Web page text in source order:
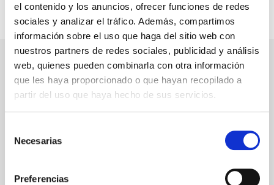
el contenido y los anuncios, ofrecer funciones de redes
sociales y analizar el tráfico. Además, compartimos
información sobre el uso que haga del sitio web con
nuestros partners de redes sociales, publicidad y análisis
web, quienes pueden combinarla con otra información
que les haya proporcionado o que hayan recopilado a
partir del uso que haya hecho de sus servicios.
Necesarias
Preferencias
Lactancia materna y la OMS
poco apoyo que encuentran las madres y la difícil
mundo de trabajos absorbentes, prisas,